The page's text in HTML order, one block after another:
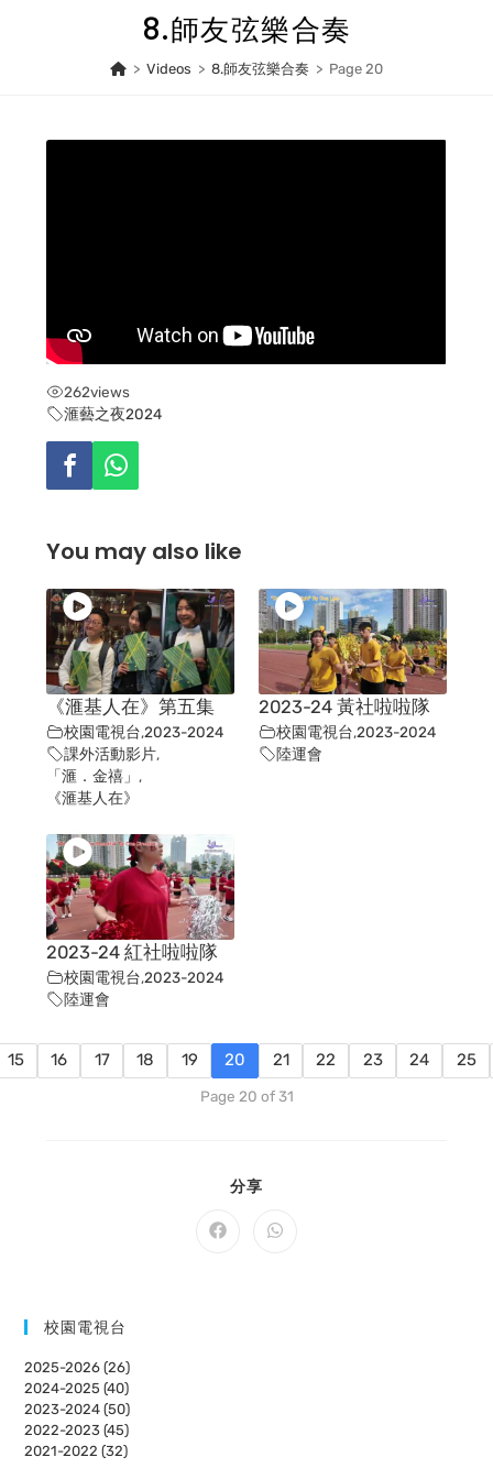
8.師友弦樂合奏
> Videos > 8.師友弦樂合奏 > Page 20
262views
滙藝之夜2024
You may also like
《滙基人在》第五集
校園電視台,2023-2024
課外活動影片,
「滙．金禧」 ,
《滙基人在》
2023-24 黃社啦啦隊
校園電視台,2023-2024
陸運會
2023-24 紅社啦啦隊
校園電視台,2023-2024
陸運會
15 16 17 18 19 20 21 22 23 24 25
Page 20 of 31
分享
CONTENT
Opens
Opens
校園電視台
2025-2026 (26)
2024-2025 (40)
2023-2024 (50)
2022-2023 (45)
2021-2022 (32)